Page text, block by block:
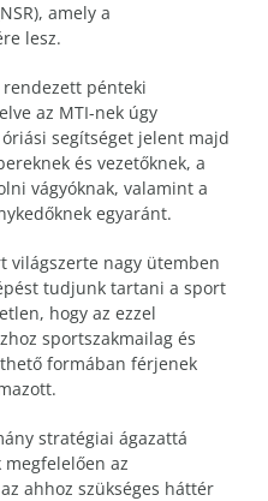
amely a
lesz.
pénteki
az MTI-nek úgy
segítséget jelent majd
és vezetőknek, a
vágyóknak, valamint a
egyaránt.
világszerte nagy ütemben
tudjunk tartani a sport
hogy az ezzel
sportszakmailag és
formában férjenek
stratégiai ágazattá
az
ahhoz szükséges háttér